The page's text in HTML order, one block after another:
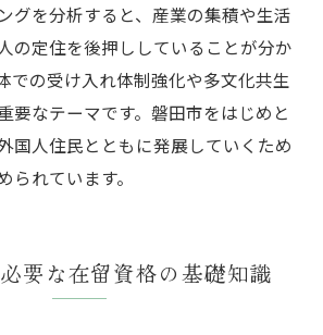
グを分析すると、産業の集積や生活
の定住を後押ししていることが分か
での受け入れ体制強化や多文化共生
要なテーマです。磐田市をはじめと
国人住民とともに発展していくため
られています。
要な在留資格の基礎知識